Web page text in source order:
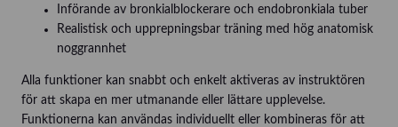
Införande av bronkialblockerare och endobronkiala tuber
Realistisk och upprepningsbar träning med hög anatomisk
noggrannhet
Alla funktioner kan snabbt och enkelt aktiveras av instruktören
för att skapa en mer utmanande eller lättare upplevelse.
Funktionerna kan användas individuellt eller kombineras för att